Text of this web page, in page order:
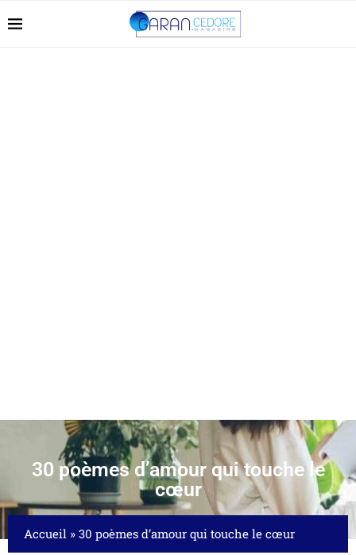
30 poèmes d’amour qui touche le
cœur
Accueil » 30 poèmes d’amour qui touche le cœur